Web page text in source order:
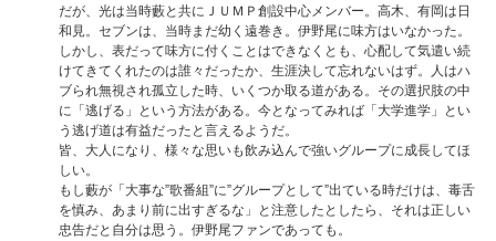
だが、光は当時藪と共にＪＵＭＰ創設中心メンバー。高木、有岡は日
和見。セブンは、当時まだ幼く遠巻き。伊野尾に味方はいなかった。
しかし、表だって味方に付くことはできなくとも、心配して気遣い続
けてきてくれたのは誰々だったか、生涯決して忘れないはず。人はハ
ブられ無視され孤立した時、いくつか取る道がある。その選択肢の中
に「逃げる」という方法がある。今となってみれば「大学進学」とい
う逃げ道は有益だったと言えるようだ。
皆、大人になり、様々な思いも飲み込んで強いグループに成長してほ
しい。
もし藪が「大事な”歌番組”に”グループとして”出ている時だけは、毒舌
を慎み、あまり前に出すぎるな」と注意したとしたら、それは正しい
忠告だと自分は思う。伊野尾ファンであっても。